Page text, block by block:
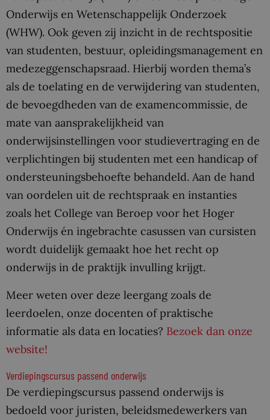
Onderwijs en Wetenschappelijk Onderzoek
(WHW). Ook geven zij inzicht in de rechtspositie
van studenten, bestuur, opleidingsmanagement en
medezeggenschapsraad. Hierbij worden thema’s
als de toelating en de verwijdering van studenten,
de bevoegdheden van de examencommissie, de
mate van aansprakelijkheid van
onderwijsinstellingen voor studievertraging en de
verplichtingen bij studenten met een handicap of
ondersteuningsbehoefte behandeld. Aan de hand
van oordelen uit de rechtspraak en instanties
zoals het College van Beroep voor het Hoger
Onderwijs én ingebrachte casussen van cursisten
wordt duidelijk gemaakt hoe het recht op
onderwijs in de praktijk invulling krijgt.
Meer weten over deze leergang zoals de
leerdoelen, onze docenten of praktische
informatie als data en locaties? Bezoek dan onze
website!
Verdiepingscursus passend onderwijs
De verdiepingscursus passend onderwijs is
bedoeld voor juristen, beleidsmedewerkers van